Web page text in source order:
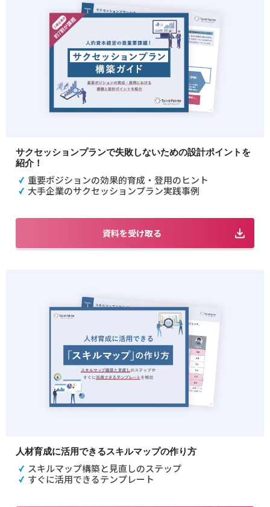
サクセッションプランで失敗しないための設計ポイントを
紹介！
重要ポジションの効果的育成・登用のヒント
大手企業のサクセッションプラン実践事例
資料を受け取る
人材育成に活用できるスキルマップの作り方
スキルマップ構築と見直しのステップ
すぐに活用できるテンプレート